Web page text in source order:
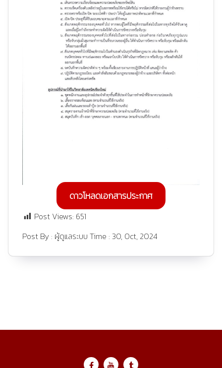
ดาวโหลดเอกสารประกาศ
Post Views: 651
Post By : ผู้ดูแลระบบ Time : 30, Oct, 2024